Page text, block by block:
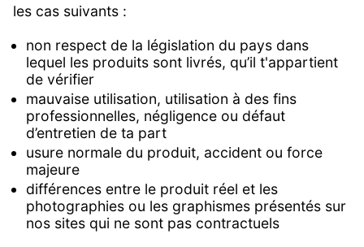
les cas suivants :
non respect de la législation du pays dans
lequel les produits sont livrés, qu’il t'appartient
de vérifier
mauvaise utilisation, utilisation à des fins
professionnelles, négligence ou défaut
d’entretien de ta part
usure normale du produit, accident ou force
majeure
différences entre le produit réel et les
photographies ou les graphismes présentés sur
nos sites qui ne sont pas contractuels